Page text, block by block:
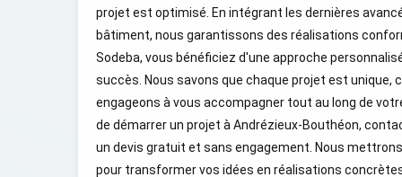
projet est optimisé. En intégrant les dernières
bâtiment, nous garantissons des réalisations
Sodeba, vous bénéficiez d'une approche
succès. Nous savons que chaque projet est unique,
engageons à vous accompagner tout au long de
de démarrer un projet à Andrézieux-Bouthéon,
un devis gratuit et sans engagement. Nous
pour transformer vos idées en réalisations